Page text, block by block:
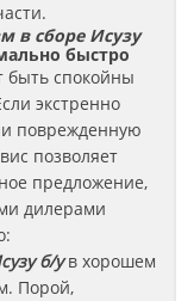
в сборе Исузу
быстро
быть спокойны
экстренно
поврежденную
позволяет
предложение,
дилерами
б/ув хорошем
Порой,